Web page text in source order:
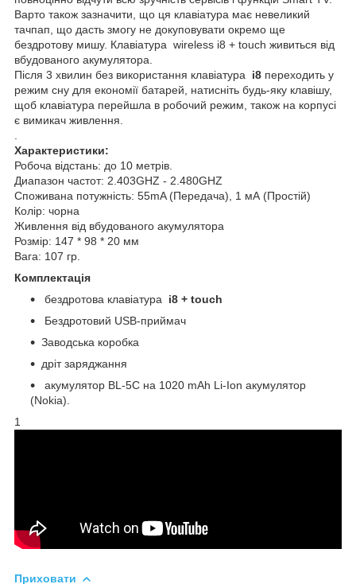
Варто також зазначити, що ця клавіатура має невеликий
тачпап, що дасть змогу не докуповувати окремо ще
бездротову мишу. Клавіатура wireless i8 + touch живиться від
вбудованого акумулятора.
Після 3 хвилин без використання клавіатура i8 переходить у
режим сну для економії батарей, натисніть будь-яку клавішу,
щоб клавіатура перейшла в робочий режим, також на корпусі
є вимикач живлення.
Характеристики:
Робоча відстань: до 10 метрів.
Диапазон частот: 2.403GHZ - 2.480GHZ
Споживана потужність: 55mA (Передача), 1 мА (Простій)
Колір: чорна
Живлення від вбудованого акумулятора
Розмір: 147 * 98 * 20 мм
Вага: 107 гр.
Комплектація
бездротова клавіатура
i8 + touch
Бездротовий USB-приймач
Заводська коробка
дріт заряджання
акумулятор BL-5C на 1020 mAh Li-Ion акумулятор
(Nokia).
1
Приховати